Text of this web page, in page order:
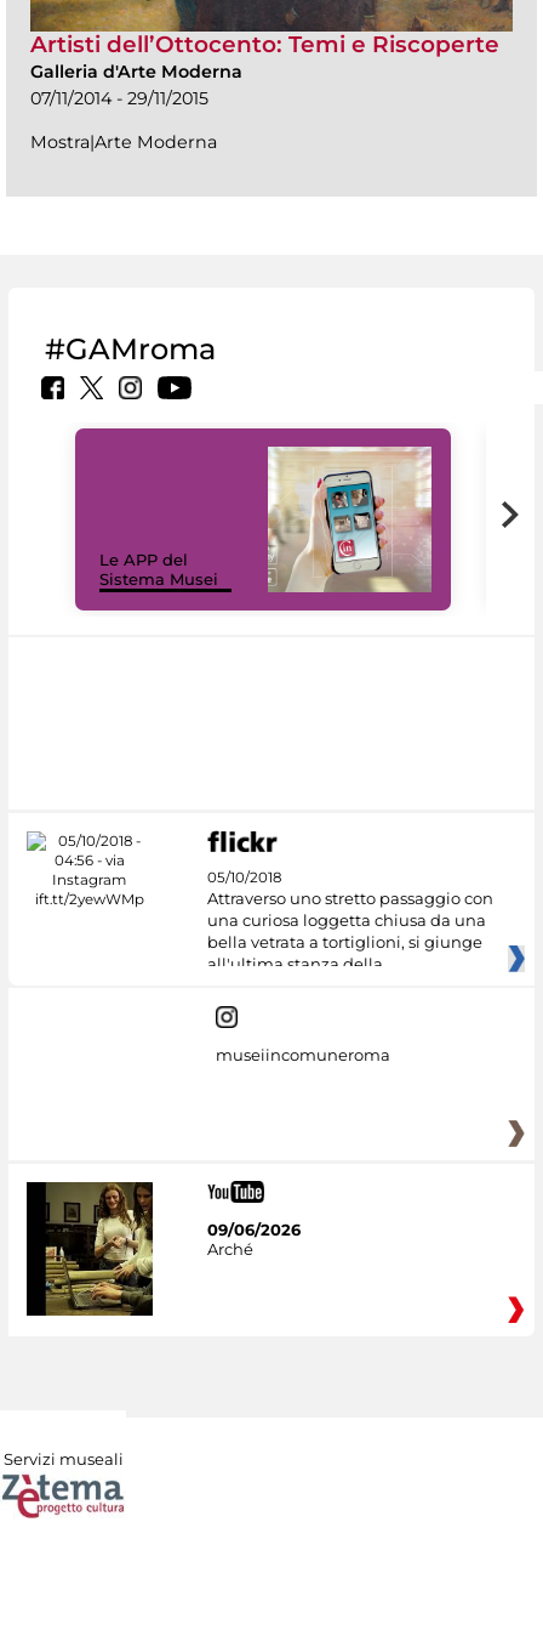
Artisti dell’Ottocento: Temi e Riscoperte
Galleria d'Arte Moderna
07/11/2014 - 29/11/2015
Mostra|Arte Moderna
#GAMroma
Le APP del
Sistema Musei
05/10/2018
Attraverso uno stretto passaggio con
una curiosa loggetta chiusa da una
bella vetrata a tortiglioni, si giunge
all'ultima stanza della
museiincomuneroma
09/06/2026
Arché
Servizi museali